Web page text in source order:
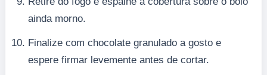
ainda morno.
Finalize com chocolate granulado a gosto e
espere firmar levemente antes de cortar.